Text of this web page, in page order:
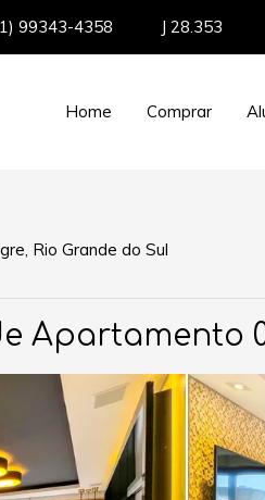
99343-4358 J 28.353
Home Comprar
Rio Grande do Sul
Apartamento